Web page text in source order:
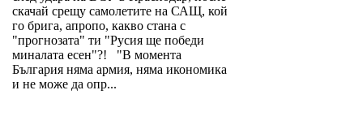
скачай срещу самолетите на САЩ, кой
го брига, апропо, какво стана с
"прогнозата" ти "Русия ще победи
миналата есен"?! "В момента
България няма армия, няма икономика
и не може да опр...